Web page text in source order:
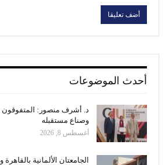
أحدث الموضوعات
د. أشرف منصور:
وصناع مستقبله
أغسطس 8, 2026
الجامعتان الألمانية بالقاهرة